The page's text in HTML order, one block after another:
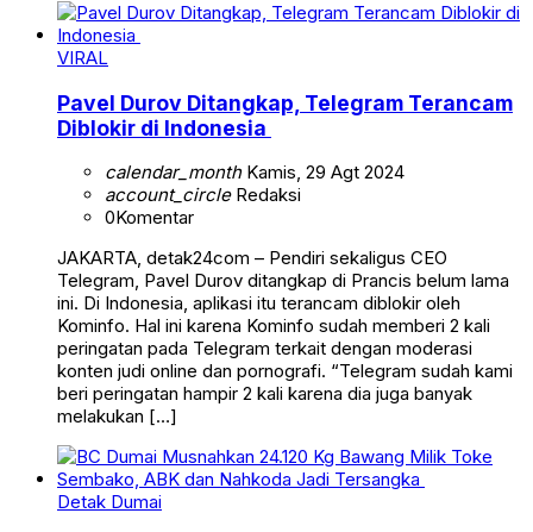
VIRAL
Pavel Durov Ditangkap, Telegram Terancam
Diblokir di Indonesia
calendar_monthKamis, 29 Agt 2024
account_circleRedaksi
0Komentar
JAKARTA, detak24com – Pendiri sekaligus CEO
Telegram, Pavel Durov ditangkap di Prancis belum lama
ini. Di Indonesia, aplikasi itu terancam diblokir oleh
Kominfo. Hal ini karena Kominfo sudah memberi 2 kali
peringatan pada Telegram terkait dengan moderasi
konten judi online dan pornografi. “Telegram sudah kami
beri peringatan hampir 2 kali karena dia juga banyak
melakukan […]
Detak Dumai